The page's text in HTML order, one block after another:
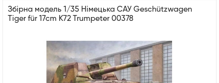
Збірна модель 1/35 Німецька САУ Geschützwagen
Tiger für 17cm K72 Trumpeter 00378